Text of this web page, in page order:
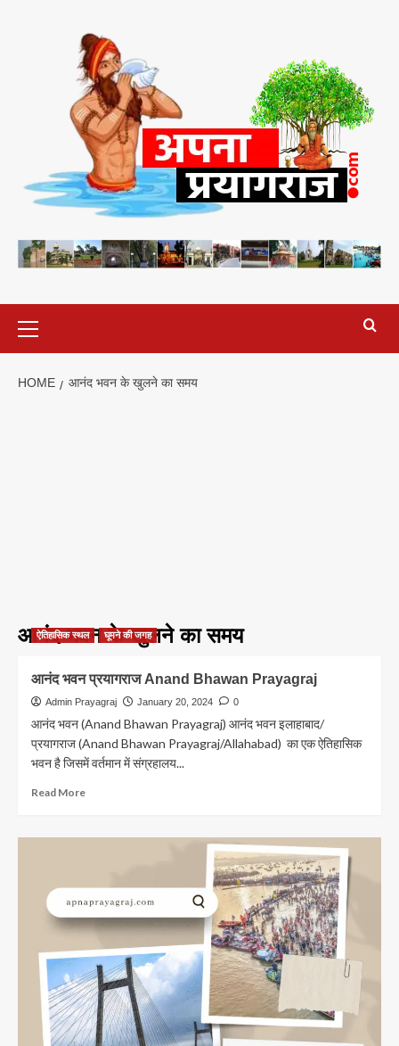
Menu
HOME आनंद भवन के खुलने का समय
आनंद भवन के खुलने का समय
ऐतिहासिक स्थल घूमने की जगह
आनंद भवन प्रयागराज Anand Bhawan Prayagraj
Admin Prayagraj January 20, 2024 0
आनंद भवन (Anand Bhawan Prayagraj) आनंद भवन इलाहाबाद/
प्रयागराज (Anand Bhawan Prayagraj/Allahabad) का एक ऐतिहासिक
भवन है जिसमें वर्तमान में संग्रहालय...
Read MoreRead
आनंद
Anand
Bhawan
Prayagraj